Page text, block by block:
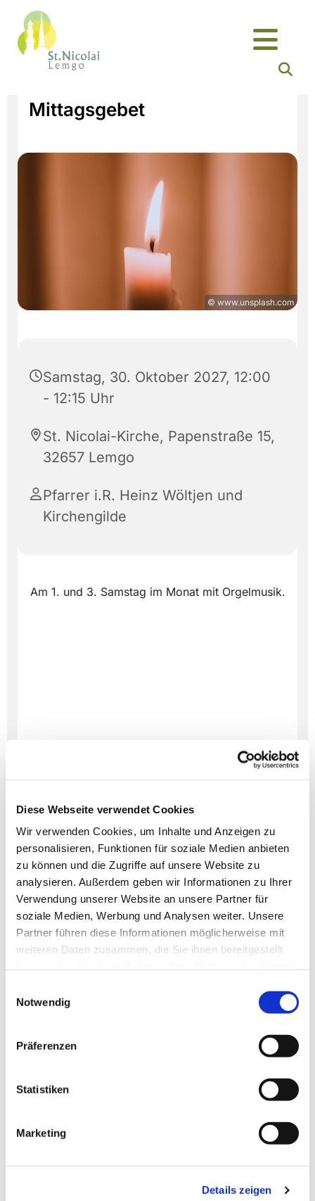
Diese Webseite verwendet Cookies
Wir verwenden Cookies, um Inhalte und Anzeigen zu
personalisieren, Funktionen für soziale Medien anbieten
zu können und die Zugriffe auf unsere Website zu
analysieren. Außerdem geben wir Informationen zu Ihrer
Verwendung unserer Website an unsere Partner für
soziale Medien, Werbung und Analysen weiter. Unsere
Partner führen diese Informationen möglicherweise mit
weiteren Daten zusammen, die Sie ihnen bereitgestellt
Notwendig
Präferenzen
Statistiken
Marketing
Details zeigen
Mittagsgebet
© www.unsplash.com
Samstag, 30. Oktober 2027, 12:00
- 12:15 Uhr
St. Nicolai-Kirche, Papenstraße 15,
32657 Lemgo
Pfarrer i.R. Heinz Wöltjen und
Kirchengilde
Am 1. und 3. Samstag im Monat mit Orgelmusik.
Dies könnte Sie auch
interessieren